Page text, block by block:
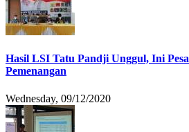
Hasil LSI Tatu Pandji Unggul, Ini
Pemenangan
Wednesday, 09/12/2020